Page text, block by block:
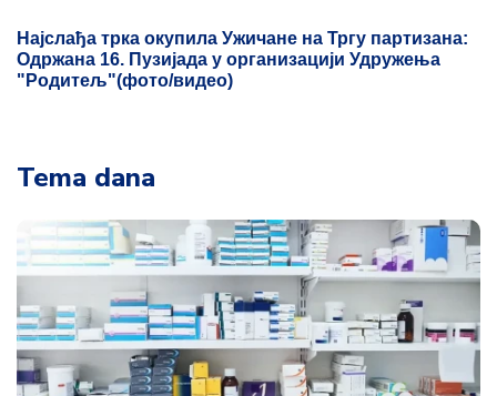
Најслађа трка окупила Ужичане на Тргу партизана:
Одржана 16. Пузијада у организацији Удружења
"Родитељ"(фото/видео)
Tema dana